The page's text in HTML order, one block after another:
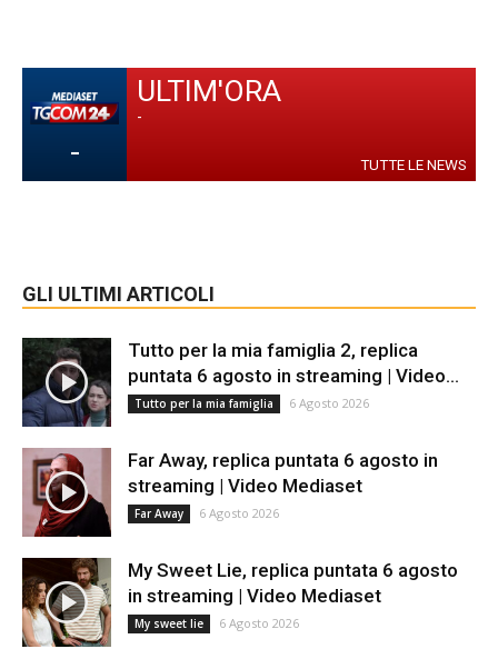
-
ULTIM'ORA
-
TUTTE LE NEWS
GLI ULTIMI ARTICOLI
Tutto per la mia famiglia 2, replica
puntata 6 agosto in streaming | Video...
Tutto per la mia famiglia 6 Agosto 2026
Far Away, replica puntata 6 agosto in
streaming | Video Mediaset
Far Away 6 Agosto 2026
My Sweet Lie, replica puntata 6 agosto
in streaming | Video Mediaset
My sweet lie 6 Agosto 2026